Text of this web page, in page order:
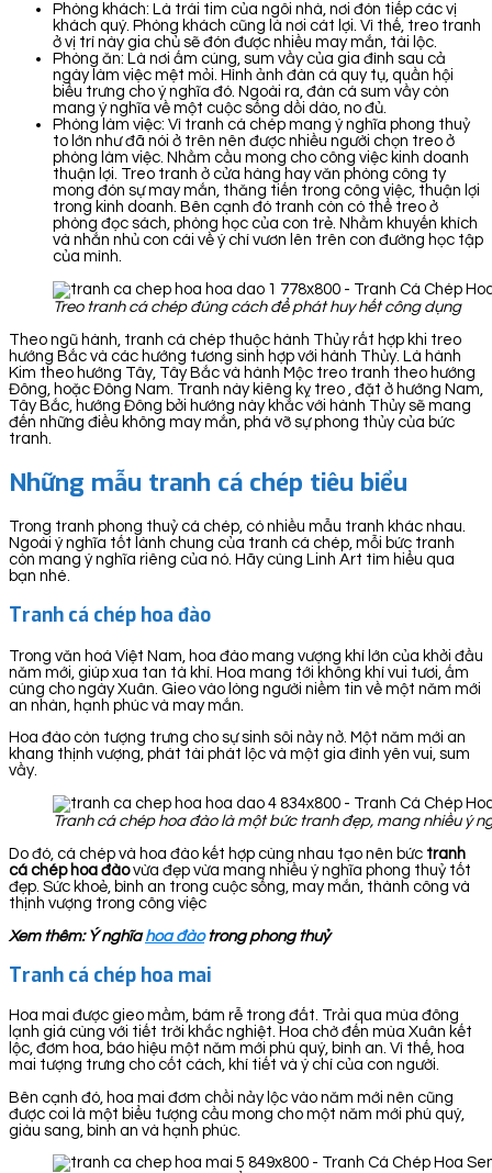
Phòng khách: Là trái tim của ngôi nhà, nơi đón tiếp các vị
khách quý. Phòng khách cũng là nơi cát lợi. Vì thế, treo tranh
ở vị trí này gia chủ sẽ đón được nhiều may mắn, tài lộc.
Phòng ăn: Là nơi ấm cúng, sum vầy của gia đình sau cả
ngày làm việc mệt mỏi. Hình ảnh đàn cá quy tụ, quần hội
biểu trưng cho ý nghĩa đó. Ngoài ra, đàn cá sum vầy còn
mang ý nghĩa về một cuộc sống dồi dào, no đủ.
Phòng làm việc: Vì tranh cá chép mang ý nghĩa phong thuỷ
to lớn như đã nói ở trên nên được nhiều người chọn treo ở
phòng làm việc. Nhằm cầu mong cho công việc kinh doanh
thuận lợi. Treo tranh ở cửa hàng hay văn phòng công ty
mong đón sự may mắn, thăng tiến trong công việc, thuận lợi
trong kinh doanh. Bên cạnh đó tranh còn có thể treo ở
phòng đọc sách, phòng học của con trẻ. Nhằm khuyến khích
và nhắn nhủ con cái về ý chí vươn lên trên con đường học tập
của mình.
Treo tranh cá chép đúng cách để phát huy hết công dụng
Theo ngũ hành, tranh cá chép thuộc hành Thủy rất hợp khi treo
hướng Bắc và các hướng tương sinh hợp với hành Thủy. Là hành
Kim theo hướng Tây, Tây Bắc và hành Mộc treo tranh theo hướng
Đông, hoặc Đông Nam. Tranh này kiêng kỵ treo , đặt ở hướng Nam,
Tây Bắc, hướng Đông bởi hướng này khắc với hành Thủy sẽ mang
đến những điều không may mắn, phá vỡ sự phong thủy của bức
tranh.
Những mẫu tranh cá chép tiêu biểu
Trong tranh phong thuỷ cá chép, có nhiều mẫu tranh khác nhau.
Ngoài ý nghĩa tốt lành chung của tranh cá chép, mỗi bức tranh
còn mang ý nghĩa riêng của nó. Hãy cùng Linh Art tìm hiểu qua
bạn nhé.
Tranh cá chép hoa đào
Trong văn hoá Việt Nam, hoa đào mang vượng khí lớn của khởi đầu
năm mới, giúp xua tan tà khí. Hoa mang tới không khí vui tươi, ấm
cúng cho ngày Xuân. Gieo vào lòng người niềm tin về một năm mới
an nhàn, hạnh phúc và may mắn.
Hoa đào còn tượng trưng cho sự sinh sôi nảy nở. Một năm mới an
khang thịnh vượng, phát tài phát lộc và một gia đình yên vui, sum
vầy.
Tranh cá chép hoa đào là một bức tranh đẹp, mang nhiều ý
Do đó, cá chép và hoa đào kết hợp cùng nhau tạo nên bức tranh
cá chép hoa đàovừa đẹp vừa mang nhiều ý nghĩa phong thuỷ tốt
đẹp. Sức khoẻ, bình an trong cuộc sống, may mắn, thành công và
thịnh vượng trong công việc
Xem thêm: Ý nghĩahoa đàotrong phong thuỷ
Tranh cá chép hoa mai
Hoa mai được gieo mầm, bám rễ trong đất. Trải qua mùa đông
lạnh giá cùng với tiết trời khắc nghiệt. Hoa chờ đến mùa Xuân kết
lộc, đơm hoa, báo hiệu một năm mới phú quý, bình an. Vì thế, hoa
mai tượng trưng cho cốt cách, khí tiết và ý chí của con người.
Bên cạnh đó, hoa mai đơm chồi nảy lộc vào năm mới nên cũng
được coi là một biểu tượng cầu mong cho một năm mới phú quý,
giàu sang, bình an và hạnh phúc.